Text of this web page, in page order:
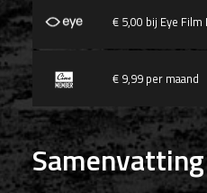
€ 5,00 bij Eye Film
€ 9,99 per maand
Samenvatting